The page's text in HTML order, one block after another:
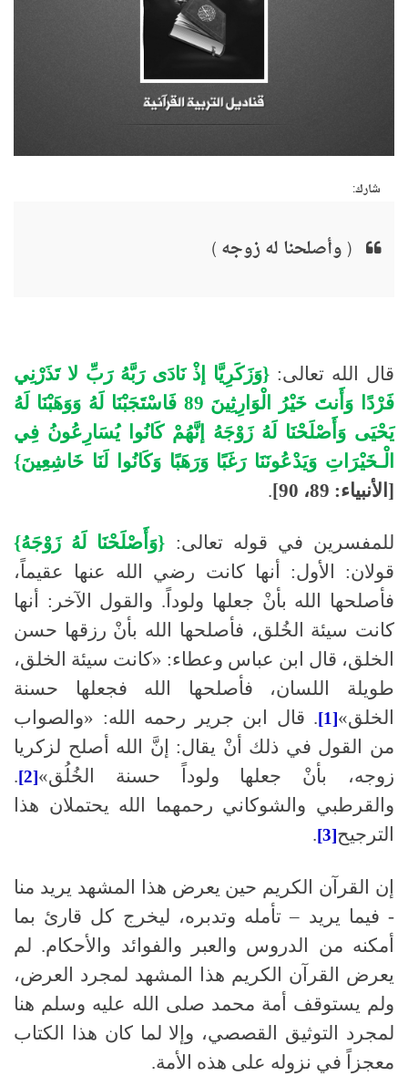
شارك:
( وأصلحنا له زوجه )
قال الله تعالى: {وَزَكَرِيَّا إذْ نَادَى رَبَّهُ رَبِّ لا تَذَرْنِي
فَرْدًا وَأَنتَ خَيْرُ الْوَارِثِينَ 89 فَاسْتَجَبْنَا لَهُ وَوَهَبْنَا لَهُ
يَحْيَى وَأَصْلَحْنَا لَهُ زَوْجَهُ إنَّهُمْ كَانُوا يُسَارِعُونُ فِي
الْـخَيْرَاتِ وَيَدْعُونَنَا رَغَبًا وَرَهَبًا وَكَانُوا لَنَا خَاشِعِينَ}
[الأنبياء: 89، 90]
.
للمفسرين في قوله تعالى: {وَأَصْلَحْنَا لَهُ زَوْجَهُ}
قولان: الأول: أنها كانت رضي الله عنها عقيماً،
فأصلحها الله بأنْ جعلها ولوداً. والقول الآخر: أنها
كانت سيئة الخُلق، فأصلحها الله بأنْ رزقها حسن
الخلق، قال ابن عباس وعطاء: «كانت سيئة الخلق،
طويلة اللسان، فأصلحها الله فجعلها حسنة
الخلق»[1]
. قال ابن جرير رحمه الله: «والصواب
من القول في ذلك أنْ يقال: إنَّ الله أصلح لزكريا
زوجه، بأنْ جعلها ولوداً حسنة الخُلُق»[2]
.
والقرطبي والشوكاني رحمهما الله يحتملان هذا
الترجيح[3]
.
إن القرآن الكريم حين يعرض هذا المشهد يريد منا
- فيما يريد – تأمله وتدبره، ليخرج كل قارئ بما
أمكنه من الدروس والعبر والفوائد والأحكام. لم
يعرض القرآن الكريم هذا المشهد لمجرد العرض،
ولم يستوقف أمة محمد صلى الله عليه وسلم هنا
لمجرد التوثيق القصصي، وإلا لما كان هذا الكتاب
معجزاً في نزوله على هذه الأمة.